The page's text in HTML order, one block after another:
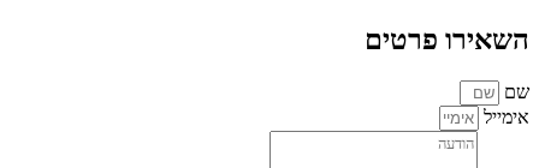
השאירו פרטים
שם
אימייל